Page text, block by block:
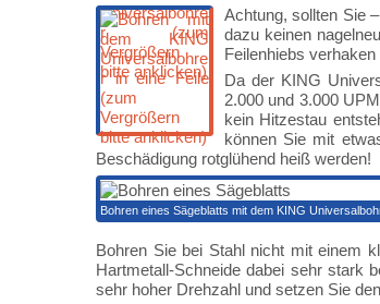
Achtung, sollten Sie
dazu keinen
Feilenhiebs
Da der KING
2.000 und 3.000
kein Hitzestau
können Sie mit
Beschädigung rotglühend heiß werden!
Bohren eines Sägeblatts mit dem KING
Bohren Sie bei Stahl nicht mit einem
Hartmetall-Schneide dabei sehr stark
sehr hoher Drehzahl und setzen Sie